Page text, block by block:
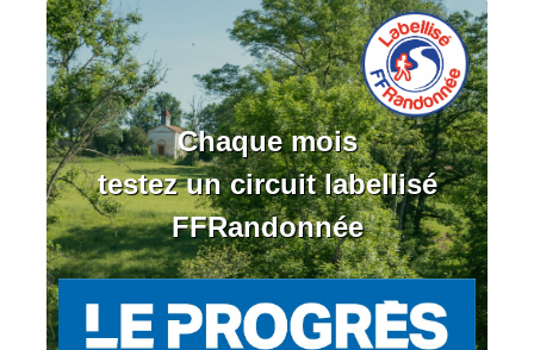
Chaque mois
testez un circuit labellisé
FFRandonnée